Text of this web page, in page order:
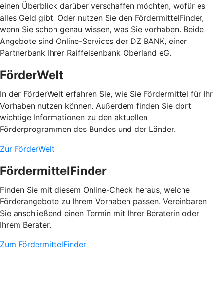
einen Überblick darüber verschaffen möchten, wofür es
alles Geld gibt. Oder nutzen Sie den FördermittelFinder,
wenn Sie schon genau wissen, was Sie vorhaben. Beide
Angebote sind Online-Services der DZ BANK, einer
Partnerbank Ihrer Raiffeisenbank Oberland eG.
FörderWelt
In der FörderWelt erfahren Sie, wie Sie Fördermittel für Ihr
Vorhaben nutzen können. Außerdem finden Sie dort
wichtige Informationen zu den aktuellen
Förderprogrammen des Bundes und der Länder.
Zur FörderWelt
FördermittelFinder
Finden Sie mit diesem Online-Check heraus, welche
Förderangebote zu Ihrem Vorhaben passen. Vereinbaren
Sie anschließend einen Termin mit Ihrer Beraterin oder
Ihrem Berater.
Zum FördermittelFinder